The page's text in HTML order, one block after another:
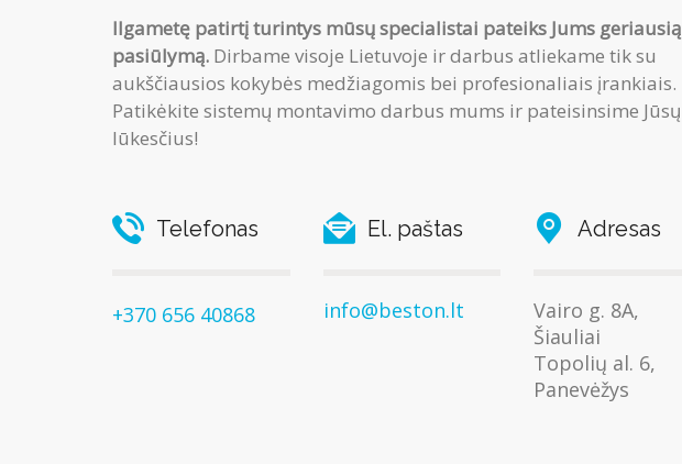
Ilgametę patirtį turintys mūsų specialistai pateiks Jums geriausią
pasiūlymą. Dirbame visoje Lietuvoje ir darbus atliekame tik su
aukščiausios kokybės medžiagomis bei profesionaliais įrankiais.
Patikėkite sistemų montavimo darbus mums ir pateisinsime Jūsų
lūkesčius!
Telefonas
+370 656 40868
El. paštas
info@beston.lt
Adresas
Vairo g. 8A,
Šiauliai
Topolių al. 6,
Panevėžys